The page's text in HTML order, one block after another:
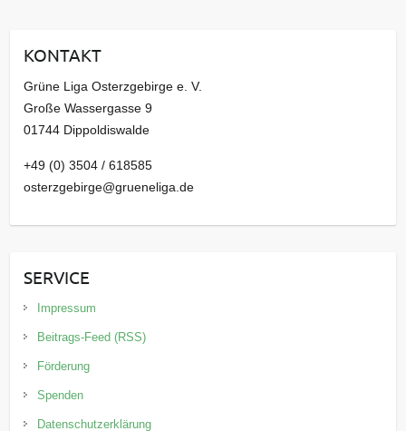
v
KONTAKT
Grüne Liga Osterzgebirge e. V.
Große Wassergasse 9
01744 Dippoldiswalde
+49 (0) 3504 / 618585
osterzgebirge@grueneliga.de
SERVICE
Impressum
Beitrags-Feed (RSS)
Förderung
Spenden
Datenschutzerklärung